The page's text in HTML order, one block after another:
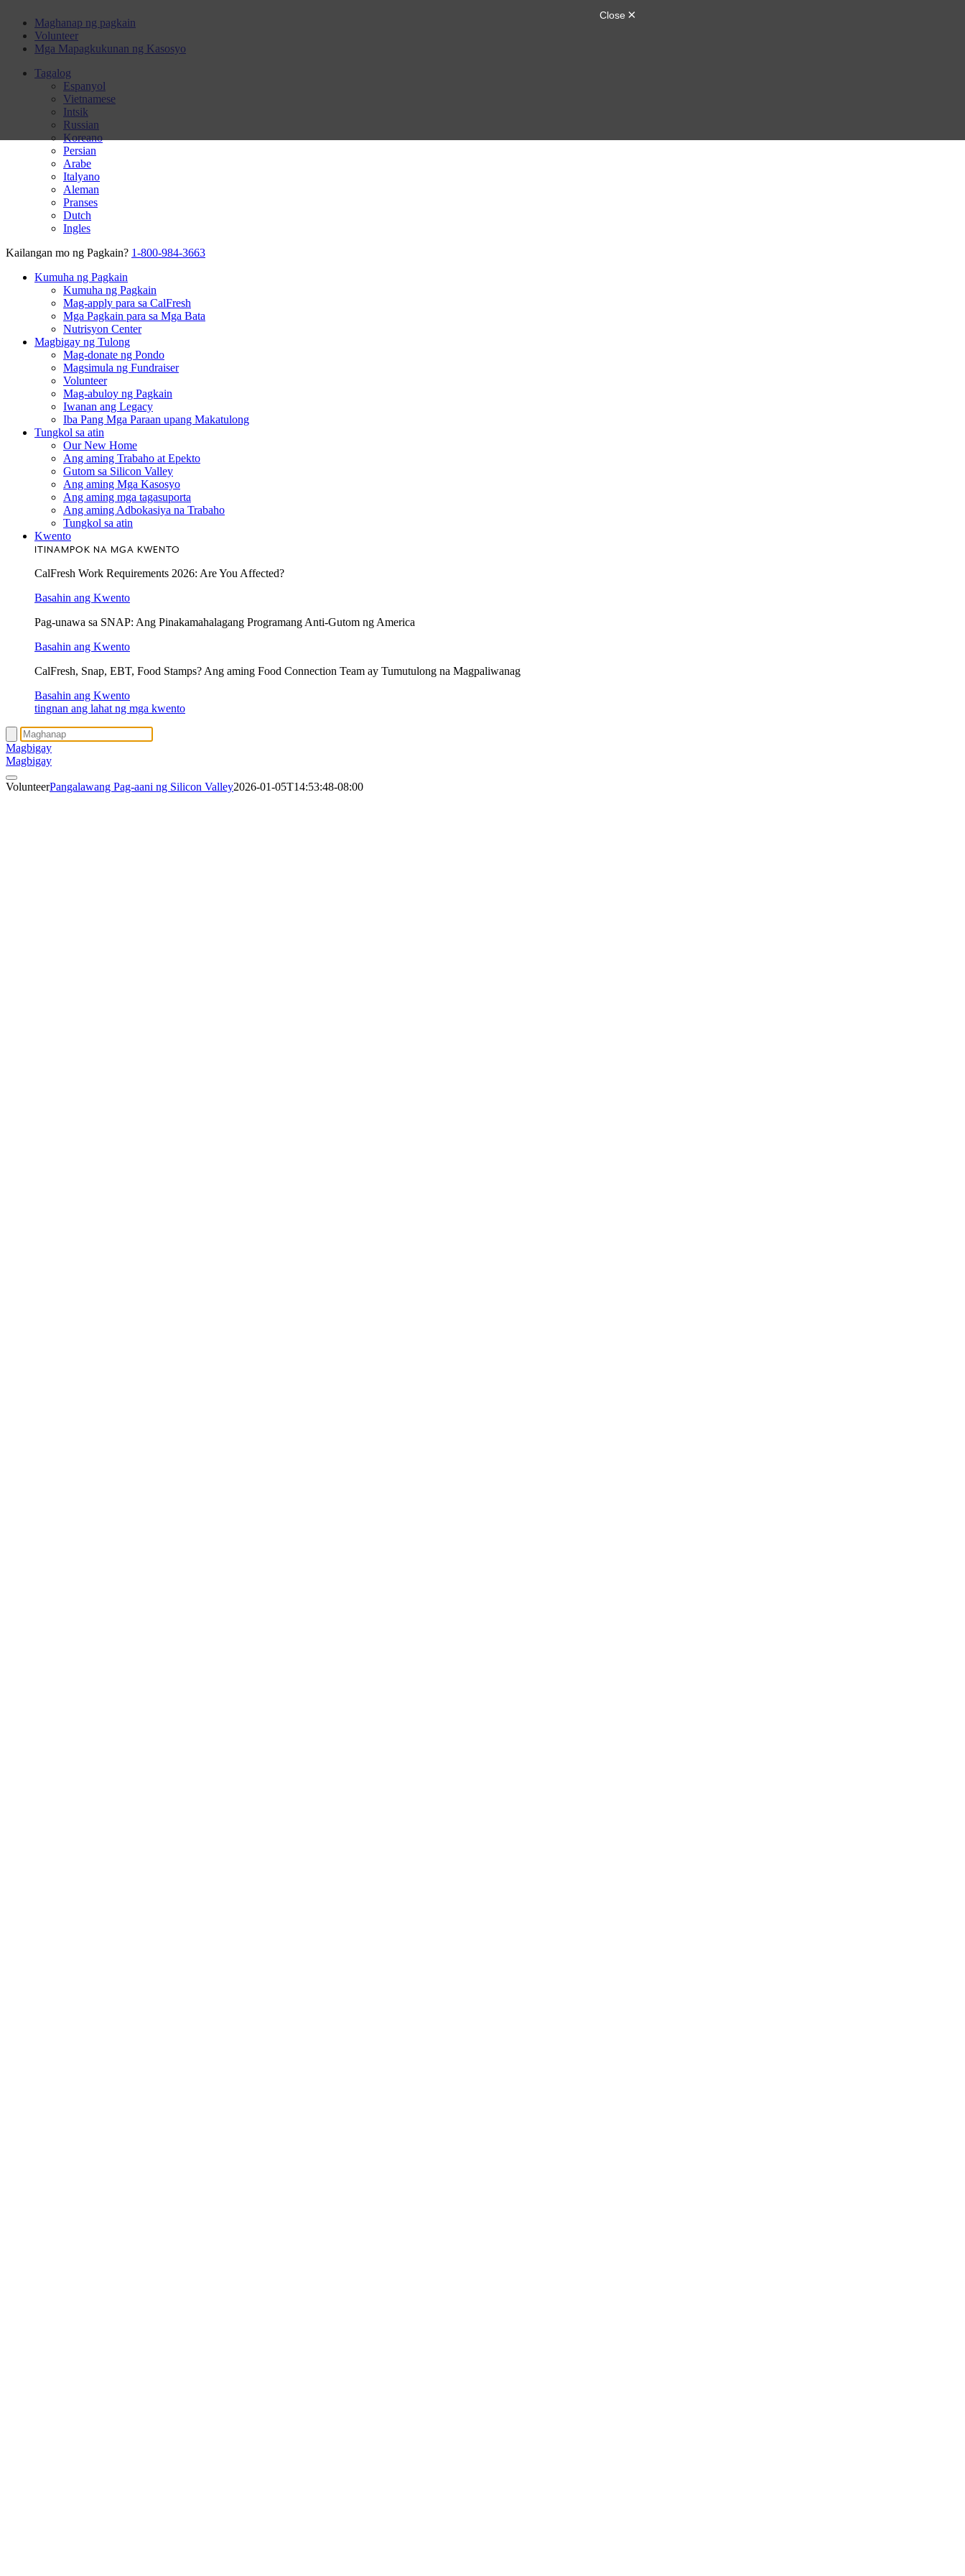
Maghanap ng pagkain
Volunteer
Mga Mapagkukunan ng Kasosyo
Tagalog
Espanyol
Vietnamese
Intsik
Russian
Koreano
Persian
Arabe
Italyano
Aleman
Pranses
Dutch
Ingles
Kailangan mo ng Pagkain? 1-800-984-3663
Kumuha ng Pagkain
Kumuha ng Pagkain
Mag-apply para sa CalFresh
Mga Pagkain para sa Mga Bata
Nutrisyon Center
Magbigay ng Tulong
Mag-donate ng Pondo
Magsimula ng Fundraiser
Volunteer
Mag-abuloy ng Pagkain
Iwanan ang Legacy
Iba Pang Mga Paraan upang Makatulong
Tungkol sa atin
Our New Home
Ang aming Trabaho at Epekto
Gutom sa Silicon Valley
Ang aming Mga Kasosyo
Ang aming mga tagasuporta
Ang aming Adbokasiya na Trabaho
Tungkol sa atin
Kwento
ITINAMPOK NA MGA KWENTO
CalFresh Work Requirements 2026: Are You Affected?
Basahin ang Kwento
Pag-unawa sa SNAP: Ang Pinakamahalagang Programang Anti-Gutom ng America
Basahin ang Kwento
CalFresh, Snap, EBT, Food Stamps? Ang aming Food Connection Team ay Tumutulong na Magpaliwanag
Basahin ang Kwento
tingnan ang lahat ng mga kwento
Magbigay
Magbigay
VolunteerPangalawang Pag-aani ng Silicon Valley2026-01-05T14:53:48-08:00